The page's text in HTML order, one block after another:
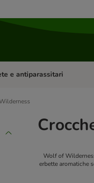
Categoria: Gatti
e antiparassitari
Wolf of
erbette aromatiche